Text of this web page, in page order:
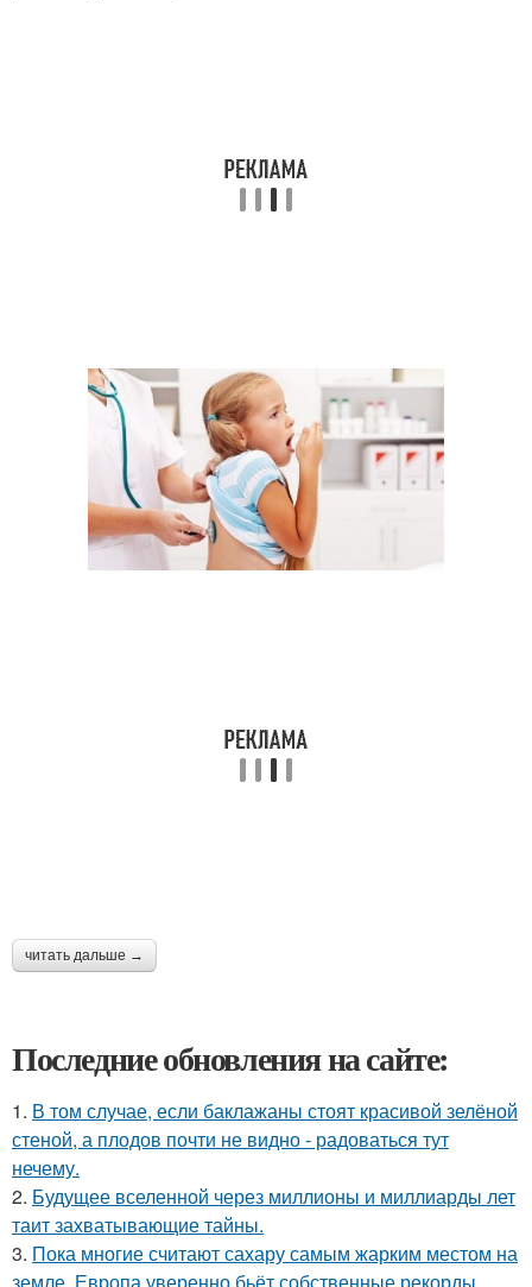
читать дальше →
Последние обновления на сайте:
1. В том случае, если баклажаны стоят красивой зелёной
стеной, а плодов почти не видно - радоваться тут
нечему.
2. Будущее вселенной через миллионы и миллиарды лет
таит захватывающие тайны.
3. Пока многие считают сахару самым жарким местом на
земле, Европа уверенно бьёт собственные рекорды.